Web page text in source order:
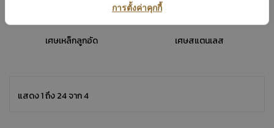
เศษเหล็กลูกอัด เศษสแตนเลส
แสดง 1 ถึง 24 จาก 4
การตั้งค่าคุกกี้